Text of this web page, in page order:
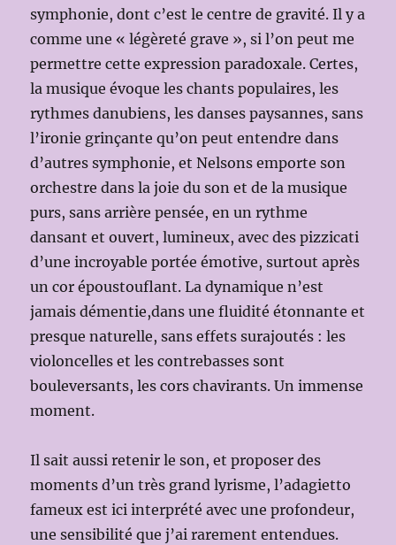
symphonie, dont c’est le centre de gravité. Il y a
comme une « légèreté grave », si l’on peut me
permettre cette expression paradoxale. Certes,
la musique évoque les chants populaires, les
rythmes danubiens, les danses paysannes, sans
l’ironie grinçante qu’on peut entendre dans
d’autres symphonie, et Nelsons emporte son
orchestre dans la joie du son et de la musique
purs, sans arrière pensée, en un rythme
dansant et ouvert, lumineux, avec des pizzicati
d’une incroyable portée émotive, surtout après
un cor époustouflant. La dynamique n’est
jamais démentie,dans une fluidité étonnante et
presque naturelle, sans effets surajoutés : les
violoncelles et les contrebasses sont
bouleversants, les cors chavirants. Un immense
moment.
Il sait aussi retenir le son, et proposer des
moments d’un très grand lyrisme, l’adagietto
fameux est ici interprété avec une profondeur,
une sensibilité que j’ai rarement entendues.